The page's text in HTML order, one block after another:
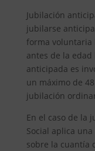
Jubilación
jubilarse
forma voluntaria
antes de la
anticipada es
un máximo de
jubilación
En el caso de la
Social aplica
sobre la cuantía